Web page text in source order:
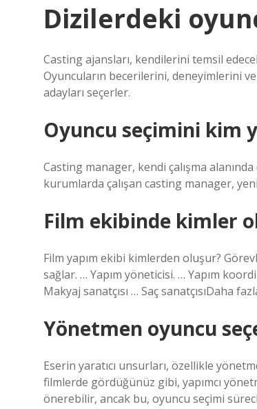
Dizilerdeki
Casting ajansları, kendilerini temsil
Oyuncuların becerilerini, deneyimlerini
adayları seçerler.
Oyuncu seçimini kim
Casting manager, kendi çalışma
kurumlarda çalışan casting manager,
Film ekibinde kimler
Film yapım ekibi kimlerden oluşur?
sağlar. … Yapım yöneticisi. … Yapım
Makyaj sanatçısı … Saç sanatçısıDaha
Yönetmen oyuncu
Eserin yaratıcı unsurları, özellikle
filmlerde gördüğünüz gibi, yapımcı
önerebilir, ancak bu, oyuncu seçimi